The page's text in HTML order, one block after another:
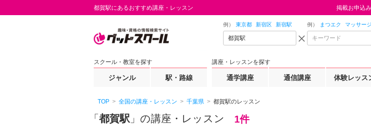
都賀駅にあるおすすめ講座・レッスン
例） 東京都 新宿区 新宿駅 例） まつエク マッサージ
スクール・教室を探す
ジャンル 駅・路線
講座・レッスンを探す
通学講座 通信講座 体験レッス
掲載お申込み
TOP 全国の講座・レッスン 千葉県 都賀駅のレッスン
「 都賀駅 」の講座・レッスン 1件